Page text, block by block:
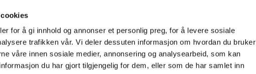
for å gi innhold og annonser et personlig preg, for å levere sosiale
trafikken vår. Vi deler dessuten informasjon om hvordan du bruker
våre innen sosiale medier, annonsering og analysearbeid, som kan
du har gjort tilgjengelig for dem, eller som de har samlet inn